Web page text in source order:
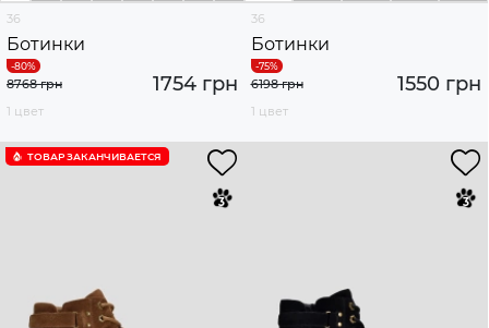
36
Ботинки
1754 грн
8768 грн
1 цвет
36
Ботинки
1550 грн
6198 грн
1 цвет
ТОВАР ЗАКАНЧИВАЕТСЯ